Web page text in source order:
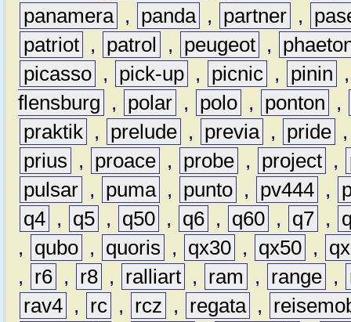
panamera , panda , partner ,
patriot , patrol , peugeot ,
picasso , pick-up , picnic , pinin
flensburg
, polar , polo , ponton
,
praktik , prelude , previa , pride
prius
, proace , probe , project ,
pulsar , puma , punto , pv444 ,
q4 , q5 , q50 , q6 , q60 , q7 ,
,
qubo , quoris , qx30 , qx50 ,
,
r6 , r8 , ralliart , ram , range ,
rav4 , rc , rcz , regata ,